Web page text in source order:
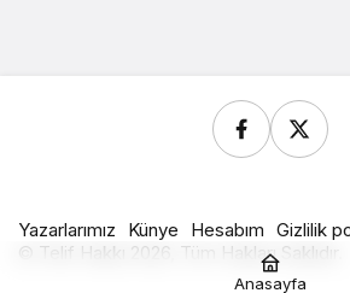
Anasayfa
Yazarlarımız Künye Hesabım Gizlilik
© Telif Hakkı 2026, Tüm Hakları Saklıdır.